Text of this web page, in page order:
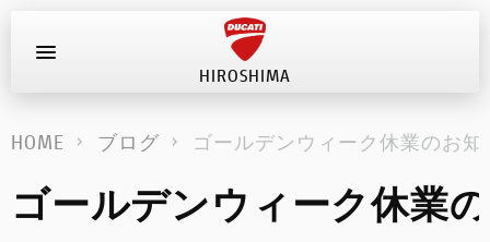
HIROSHIMA
お問い合わせ
新車
在庫車
HOME ブログ ゴールデンウィーク休業のお知
ゴールデンウィーク休業